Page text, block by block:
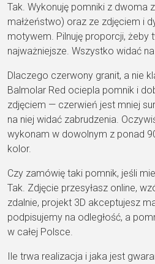
Tak. Wykonuję pomniki z dwoma
małżeństwo) oraz ze zdjęciem i
motywem. Pilnuję proporcji, żeby
najważniejsze. Wszystko widać
Dlaczego czerwony granit, a nie
Balmolar Red ociepla pomnik i
zdjęciem — czerwień jest mniej
na niej widać zabrudzenia.
wykonam w dowolnym z ponad
kolor.
Czy zamówię taki pomnik, jeśli
Tak. Zdjęcie przesyłasz online,
zdalnie, projekt 3D akceptujesz
podpisujemy na odległość, a
w całej Polsce.
Ile trwa realizacja i jaka jest